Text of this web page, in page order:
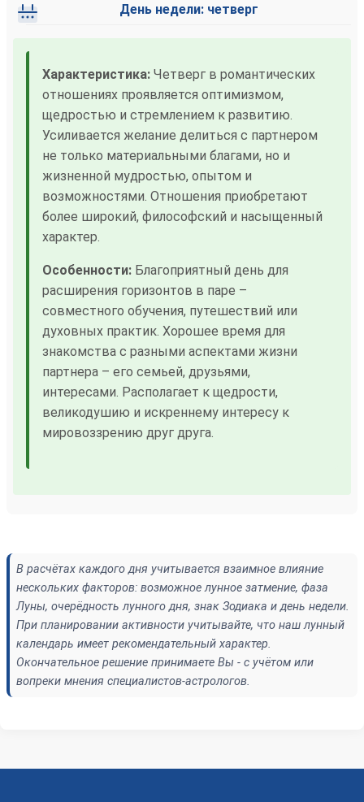
День недели: четверг
Характеристика: Четверг в романтических
отношениях проявляется оптимизмом,
щедростью и стремлением к развитию.
Усиливается желание делиться с партнером
не только материальными благами, но и
жизненной мудростью, опытом и
возможностями. Отношения приобретают
более широкий, философский и насыщенный
характер.
Особенности: Благоприятный день для
расширения горизонтов в паре –
совместного обучения, путешествий или
духовных практик. Хорошее время для
знакомства с разными аспектами жизни
партнера – его семьей, друзьями,
интересами. Располагает к щедрости,
великодушию и искреннему интересу к
мировоззрению друг друга.
В расчётах каждого дня учитывается взаимное влияние
нескольких факторов: возможное лунное затмение, фаза
Луны, очерёдность лунного дня, знак Зодиака и день недели.
При планировании активности учитывайте, что наш лунный
календарь имеет рекомендательный характер.
Окончательное решение принимаете Вы - с учётом или
вопреки мнения специалистов-астрологов.